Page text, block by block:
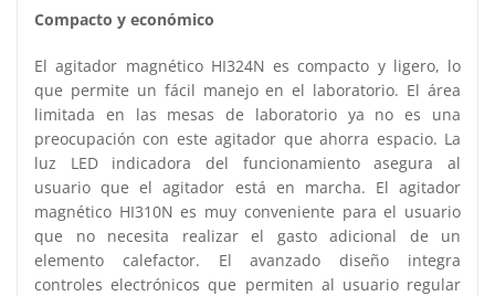
Compacto y económico
El agitador magnético HI324N es compacto y ligero, lo
que permite un fácil manejo en el laboratorio. El área
limitada en las mesas de laboratorio ya no es una
preocupación con este agitador que ahorra espacio. La
luz LED indicadora del funcionamiento asegura al
usuario que el agitador está en marcha. El agitador
magnético HI310N es muy conveniente para el usuario
que no necesita realizar el gasto adicional de un
elemento calefactor. El avanzado diseño integra
controles electrónicos que permiten al usuario regular